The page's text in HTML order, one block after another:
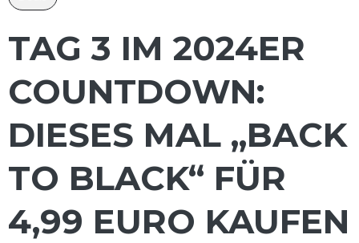
TAG 3 IM 2024ER
COUNTDOWN:
DIESES MAL „BACK
TO BLACK“ FÜR
4,99 EURO KAUFEN